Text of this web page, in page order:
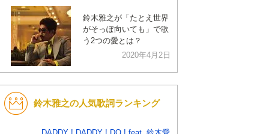
鈴木雅之が「たとえ世界
がそっぽ向いても」で歌
う2つの愛とは？
2020年4月2日
鈴木雅之の人気歌詞ランキング